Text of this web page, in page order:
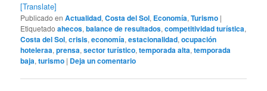
[Translate]
Publicado en Actualidad,Costa del Sol, Economía,Turismo |
Etiquetado ahecos,balance de resultados,competitividad turística,
Costa del Sol,crisis,economía,estacionalidad,ocupación
hoteleraa,prensa,sector turístico,temporada alta,temporada
baja,turismo | Deja un comentario